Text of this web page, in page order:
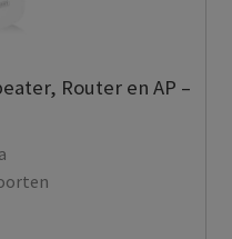
Router en AP –